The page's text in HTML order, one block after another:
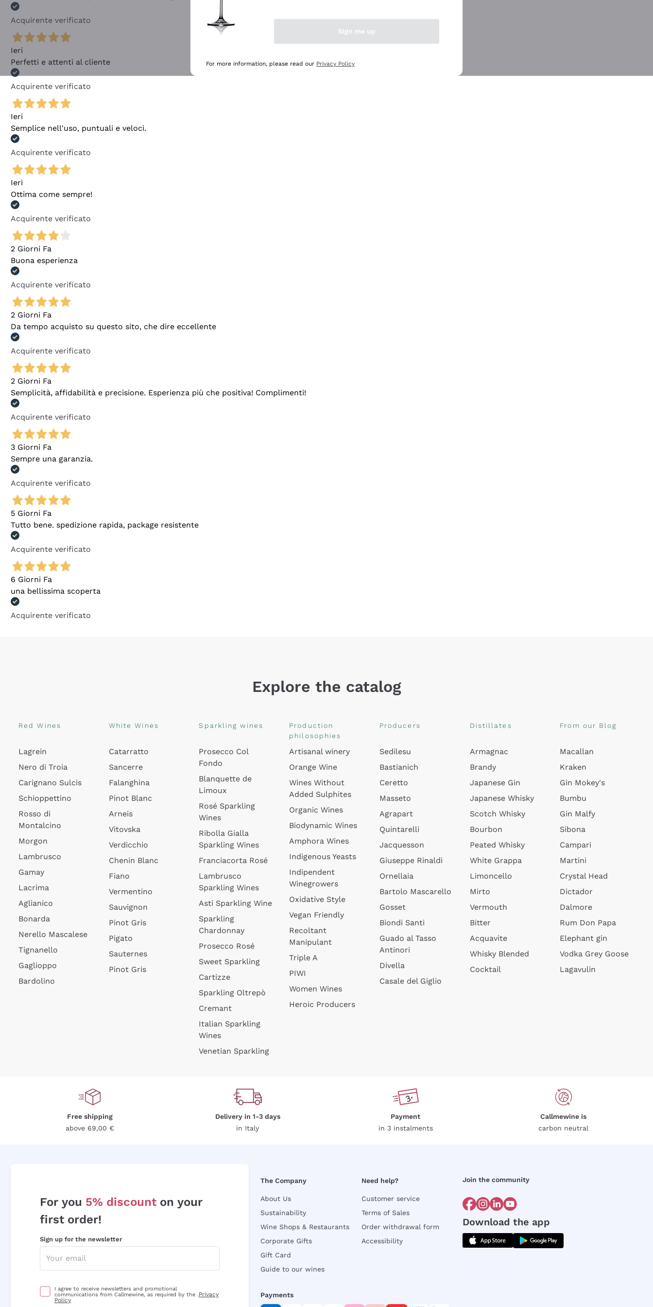
Acquirente verificato
Ieri
Perfetti e attenti al cliente
Acquirente verificato
Ieri
Semplice nell'uso, puntuali e veloci.
Acquirente verificato
Ieri
Ottima come sempre!
Acquirente verificato
2 Giorni Fa
Buona esperienza
Acquirente verificato
2 Giorni Fa
Da tempo acquisto su questo sito, che dire eccellente
Acquirente verificato
2 Giorni Fa
Semplicità, affidabilità e precisione. Esperienza più che positiva! Complimenti!
Acquirente verificato
3 Giorni Fa
Sempre una garanzia.
Acquirente verificato
5 Giorni Fa
Tutto bene. spedizione rapida, package resistente
Acquirente verificato
6 Giorni Fa
una bellissima scoperta
Acquirente verificato
Explore the catalog
Red Wines
Lagrein
Nero di Troia
Carignano Sulcis
Schioppettino
Rosso di
Montalcino
Morgon
Lambrusco
Gamay
Lacrima
Aglianico
Bonarda
Nerello Mascalese
Tignanello
Gaglioppo
Bardolino
White Wines
Catarratto
Sancerre
Falanghina
Pinot Blanc
Arneis
Vitovska
Verdicchio
Chenin Blanc
Fiano
Vermentino
Sauvignon
Pinot Gris
Pigato
Sauternes
Pinot Gris
Sparkling wines
Prosecco Col
Fondo
Blanquette de
Limoux
Rosé Sparkling
Wines
Ribolla Gialla
Sparkling Wines
Franciacorta Rosé
Lambrusco
Sparkling Wines
Asti Sparkling Wine
Sparkling
Chardonnay
Prosecco Rosé
Sweet Sparkling
Cartizze
Sparkling Oltrepò
Cremant
Italian Sparkling
Wines
Venetian Sparkling
Production
philosophies
Artisanal winery
Orange Wine
Wines Without
Added Sulphites
Organic Wines
Biodynamic Wines
Amphora Wines
Indigenous Yeasts
Indipendent
Winegrowers
Oxidative Style
Vegan Friendly
Recoltant
Manipulant
Triple A
PIWI
Women Wines
Heroic Producers
Producers
Sedilesu
Bastianich
Ceretto
Masseto
Agrapart
Quintarelli
Jacquesson
Giuseppe Rinaldi
Ornellaia
Bartolo Mascarello
Gosset
Biondi Santi
Guado al Tasso
Antinori
Divella
Casale del Giglio
Distillates
Armagnac
Brandy
Japanese Gin
Japanese Whisky
Scotch Whisky
Bourbon
Peated Whisky
White Grappa
Limoncello
Mirto
Vermouth
Bitter
Acquavite
Whisky Blended
Cocktail
From our Blog
Macallan
Kraken
Gin Mokey's
Bumbu
Gin Malfy
Sibona
Campari
Martini
Crystal Head
Dictador
Dalmore
Rum Don Papa
Elephant gin
Vodka Grey Goose
Lagavulin
Free shipping
above 69,00 €
Delivery in 1-3 days
in Italy
Payment
in 3 instalments
Callmewine is
carbon neutral
For you 5% discount on your
first order!
Sign up for the newsletter
I agree to receive newsletters and promotional
communications from Callmewine, as required by the .Privacy
Policy
The Company
About Us
Sustainability
Wine Shops & Restaurants
Corporate Gifts
Gift Card
Guide to our wines
Need help?
Customer service
Terms of Sales
Order withdrawal form
Accessibility
Join the community
Download the app
Payments
Sign me up
For more information, please read our Privacy Policy